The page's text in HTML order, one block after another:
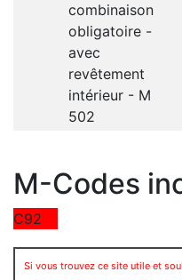
combinaison
obligatoire -
avec
revêtement
intérieur - M
502
M-Codes
C92
Si vous trouvez ce site utile et